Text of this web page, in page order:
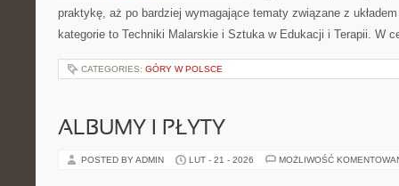
praktykę, aż po bardziej wymagające tematy związane z
kategorie to Techniki Malarskie i Sztuka w Edukacji i Terapii. W
CATEGORIES: GÓRY W POLSCE
ALBUMY I PŁYTY
POSTED BY ADMIN LUT - 21 - 2026 MOŻLIWOŚĆ